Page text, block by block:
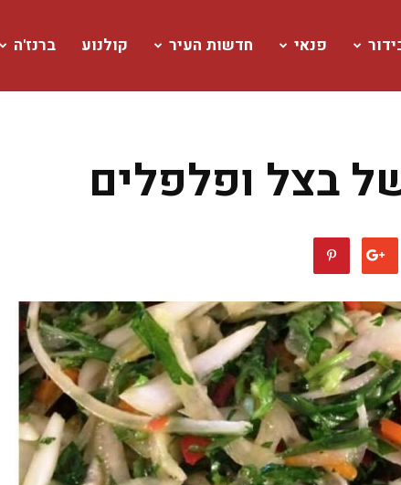
פנאי חדשות העיר קולנוע ברנז'ה
בצל ופלפלים